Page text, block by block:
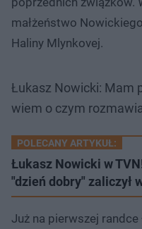
małżeństwo
Haliny Mlynkovej.
Łukasz Nowicki: Mam
wiem o czym
POLECANY ARTYKUŁ:
Łukasz Nowicki w
"dzień dobry" zaliczył
Już na pierwszej